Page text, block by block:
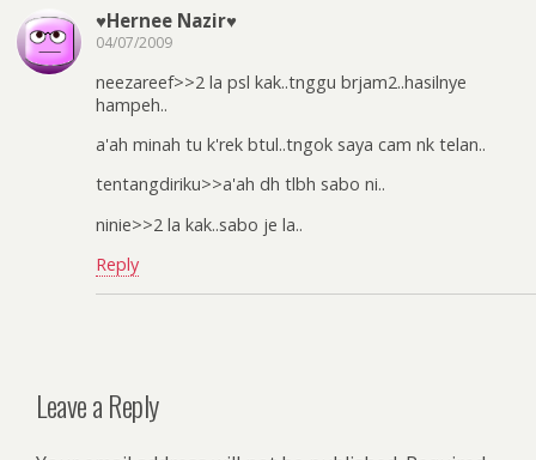
♥Hernee Nazir♥
04/07/2009
neezareef>>2 la psl kak..tnggu brjam2..hasilnye
hampeh..
a'ah minah tu k'rek btul..tngok saya cam nk telan..
tentangdiriku>>a'ah dh tlbh sabo ni..
ninie>>2 la kak..sabo je la..
Reply
Leave a Reply